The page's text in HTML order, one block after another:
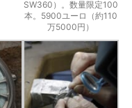
SW360）。数量限定100
本。5900ユーロ（約110
万5000円）